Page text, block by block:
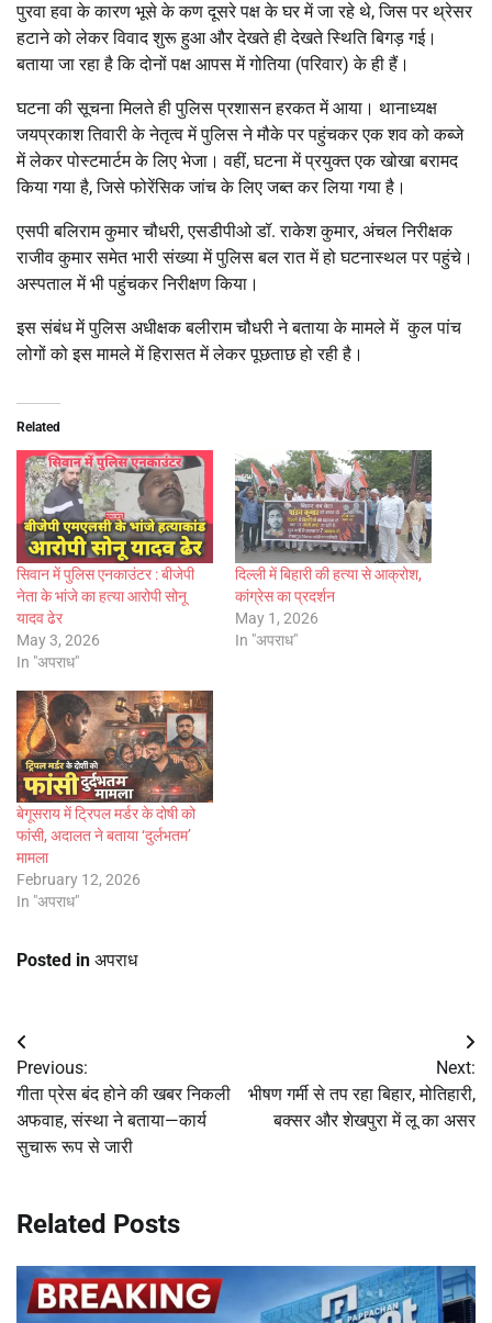
पुरवा हवा के कारण भूसे के कण दूसरे पक्ष के घर में जा रहे थे, जिस पर थ्रेसर
हटाने को लेकर विवाद शुरू हुआ और देखते ही देखते स्थिति बिगड़ गई।
बताया जा रहा है कि दोनों पक्ष आपस में गोतिया (परिवार) के ही हैं।
घटना की सूचना मिलते ही पुलिस प्रशासन हरकत में आया। थानाध्यक्ष
जयप्रकाश तिवारी के नेतृत्व में पुलिस ने मौके पर पहुंचकर एक शव को कब्जे
में लेकर पोस्टमार्टम के लिए भेजा। वहीं, घटना में प्रयुक्त एक खोखा बरामद
किया गया है, जिसे फोरेंसिक जांच के लिए जब्त कर लिया गया है।
एसपी बलिराम कुमार चौधरी, एसडीपीओ डॉ. राकेश कुमार, अंचल निरीक्षक
राजीव कुमार समेत भारी संख्या में पुलिस बल रात में हो घटनास्थल पर पहुंचे।
अस्पताल में भी पहुंचकर निरीक्षण किया।
इस संबंध में पुलिस अधीक्षक बलीराम चौधरी ने बताया के मामले में कुल पांच
लोगों को इस मामले में हिरासत में लेकर पूछताछ हो रही है।
Related
सिवान में पुलिस एनकाउंटर : बीजेपी
नेता के भांजे का हत्या आरोपी सोनू
यादव ढेर
May 3, 2026
In "अपराध"
दिल्ली में बिहारी की हत्या से आक्रोश,
कांग्रेस का प्रदर्शन
May 1, 2026
In "अपराध"
बेगूसराय में ट्रिपल मर्डर के दोषी को
फांसी, अदालत ने बताया ‘दुर्लभतम’
मामला
February 12, 2026
In "अपराध"
Posted in अपराध
Post
navigation
Previous:
गीता प्रेस बंद होने की खबर निकली
अफवाह, संस्था ने बताया—कार्य
सुचारू रूप से जारी
Next:
भीषण गर्मी से तप रहा बिहार, मोतिहारी,
बक्सर और शेखपुरा में लू का असर
Related Posts